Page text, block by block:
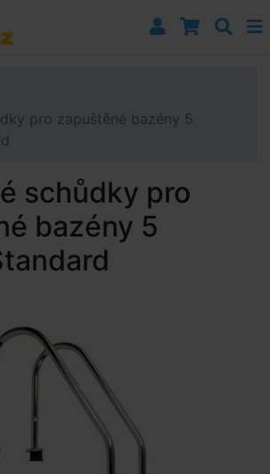
sloupci
pro zapuštěné bazény 5
schůdky pro
bazény 5